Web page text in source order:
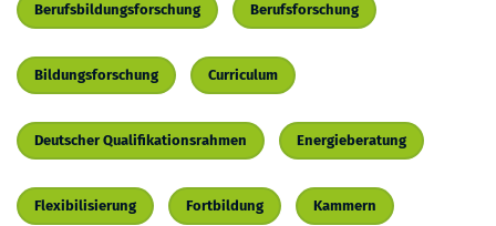
Berufsbildungsforschung Berufsforschung
Bildungsforschung Curriculum
Deutscher Qualifikationsrahmen Energieberatung
Flexibilisierung Fortbildung Kammern